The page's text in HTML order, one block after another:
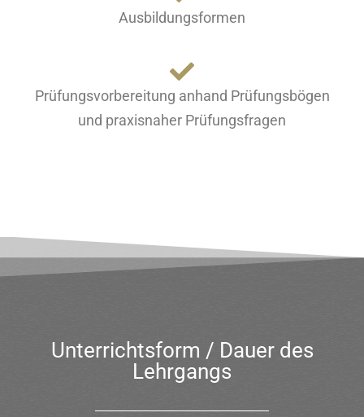
Ausbildungsformen
Prüfungsvorbereitung anhand Prüfungsbögen
und praxisnaher Prüfungsfragen
Unterrichtsform / Dauer des
Lehrgangs